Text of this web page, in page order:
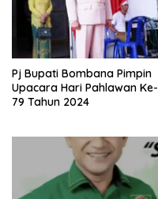
Pj Bupati Bombana Pimpin
Upacara Hari Pahlawan Ke-
79 Tahun 2024